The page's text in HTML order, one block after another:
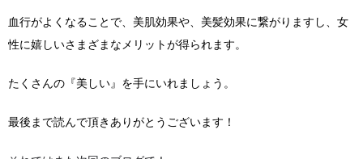
血行がよくなることで、美肌効果や、美髪効果に繋がりますし、女
性に嬉しいさまざまなメリットが得られます。
たくさんの『美しい』を手にいれましょう。
最後まで読んで頂きありがとうございます！